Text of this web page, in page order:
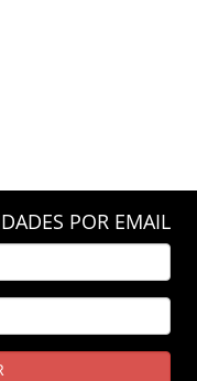
POR EMAIL